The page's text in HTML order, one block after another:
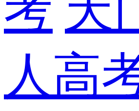
人高